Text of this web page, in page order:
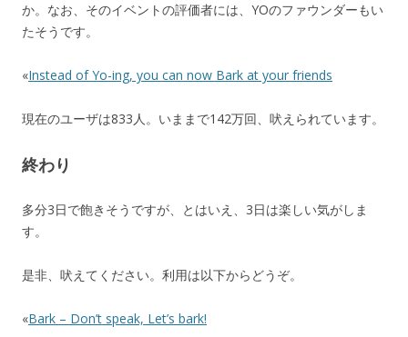
か。なお、そのイベントの評価者には、YOのファウンダーもい
たそうです。
«Instead of Yo-ing, you can now Bark at your friends
現在のユーザは833人。いままで142万回、吠えられています。
終わり
多分3日で飽きそうですが、とはいえ、3日は楽しい気がしま
す。
是非、吠えてください。利用は以下からどうぞ。
«Bark – Don’t speak, Let’s bark!